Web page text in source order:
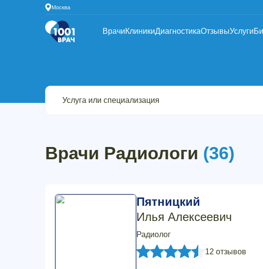
Москва
ВрачиКлиникиДиагностикаОтзывыУслуги
Врачи Радиологи (36)
Пятницкий
Илья Алексеевич
Радиолог
12 отзывов